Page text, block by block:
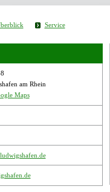
Service
am Rhein
Maps